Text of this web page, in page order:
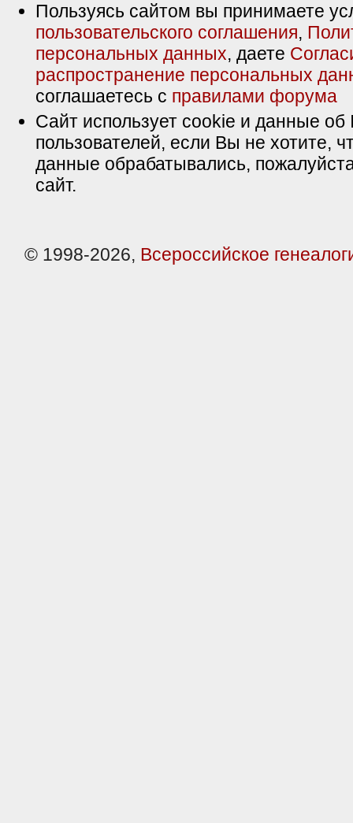
Пользуясь сайтом вы принимаете
пользовательского соглашения,
персональных данных, даете
распространение персональных
соглашаетесь с правилами форума
Сайт использует cookie и данные об
пользователей, если Вы не хотите,
данные обрабатывались,
сайт.
© 1998-2026, Всероссийское